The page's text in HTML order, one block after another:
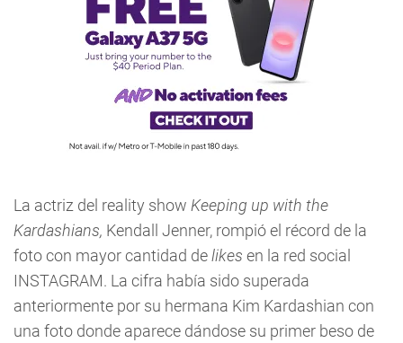
La actriz del reality show Keeping up with the
Kardashians, Kendall Jenner, rompió el récord de la
foto con mayor cantidad delikes en la red social
INSTAGRAM. La cifra había sido superada
anteriormente por su hermana Kim Kardashian con
una foto donde aparece dándose su primer beso de